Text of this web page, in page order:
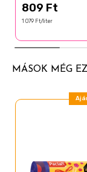
809 Ft
1 079 Ft/liter
MÁSOK MÉG